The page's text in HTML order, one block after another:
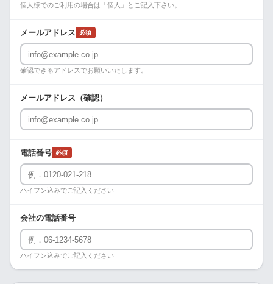
個人様でのご利用の場合は「個人」とご記入下さい。
メールアドレス 必須
確認できるアドレスでお願いいたします。
メールアドレス（確認）
電話番号 必須
ハイフン込みでご記入ください
会社の電話番号
ハイフン込みでご記入ください